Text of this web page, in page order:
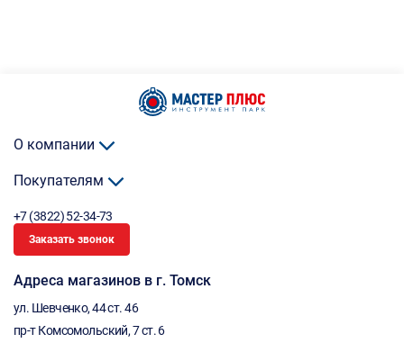
О компании
Покупателям
+7 (3822) 52-34-73
Заказать звонок
Адреса магазинов в г. Томск
ул. Шевченко, 44 ст. 46
пр-т Комсомольский, 7 ст. 6